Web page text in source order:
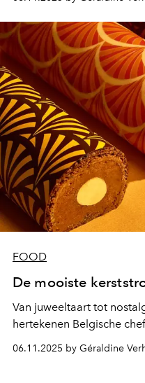
FOOD
De mooiste
Van juweeltaart tot
hertekenen Belgische
06.11.2025 by Géraldine